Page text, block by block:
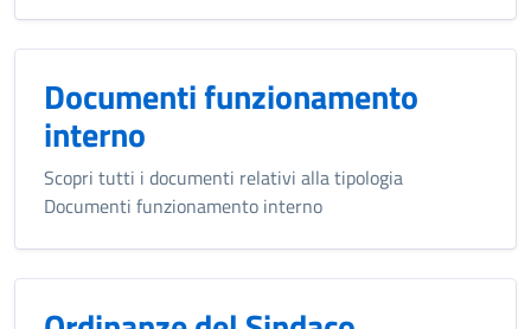
Documenti funzionamento
interno
Scopri tutti i documenti relativi alla tipologia
Documenti funzionamento interno